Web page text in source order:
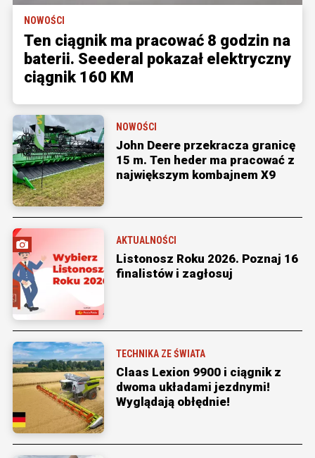
NOWOŚCI
Ten ciągnik ma pracować 8 godzin na
baterii. Seederal pokazał elektryczny
ciągnik 160 KM
NOWOŚCI
John Deere przekracza granicę
15 m. Ten heder ma pracować z
największym kombajnem X9
AKTUALNOŚCI
Listonosz Roku 2026. Poznaj 16
finalistów i zagłosuj
TECHNIKA ZE ŚWIATA
Claas Lexion 9900 i ciągnik z
dwoma układami jezdnymi!
Wyglądają obłędnie!